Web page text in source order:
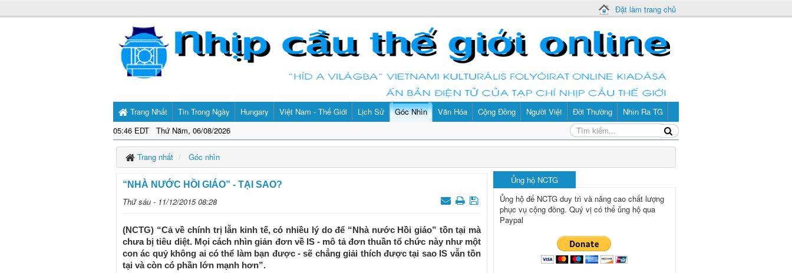
Đặt làm trang chủ
Trang Nhất
05:46 EDT Thứ Năm, 06/08/2026
Tin Trong Ngày Hungary Việt Nam - Thế Giới Lịch Sử Góc Nhìn Văn Hóa Cộng Đồng Người Việt Đời Thường Nhìn Ra TG
Trang nhất Góc nhìn
“NHÀ NƯỚC HỒI GIÁO” - TẠI SAO?
Thứ sáu - 11/12/2015 08:28
(NCTG) “Cả về chính trị lẫn kinh tế, có nhiều lý do để “Nhà nước Hồi giáo” tồn tại mà
chưa bị tiêu diệt. Mọi cách nhìn giản đơn về IS - mô tả đơn thuần tổ chức này như một
con ác quỷ không ai có thể làm bạn được - sẽ chẳng giải thích được tại sao IS vẫn tồn
tại và còn có phần lớn mạnh hơn”.
Ủng hộ NCTG
Ủng hộ để NCTG duy trì và nâng cao chất lượng
phục vụ cộng đồng. Quý vị có thể ủng hộ qua
Paypal